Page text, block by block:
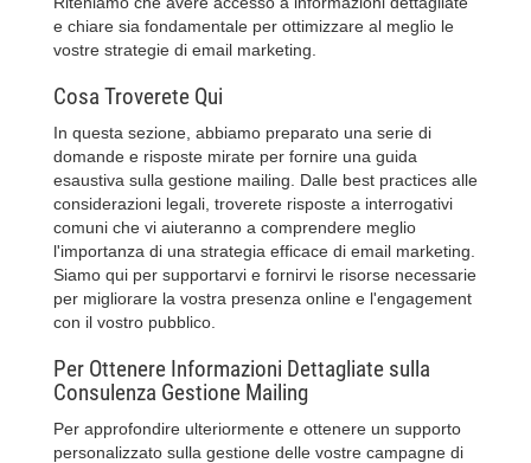
e chiare sia fondamentale per ottimizzare al meglio le
vostre strategie di email marketing.
Cosa Troverete Qui
In questa sezione, abbiamo preparato una serie di
domande e risposte mirate per fornire una guida
esaustiva sulla gestione mailing. Dalle best practices alle
considerazioni legali, troverete risposte a interrogativi
comuni che vi aiuteranno a comprendere meglio
l'importanza di una strategia efficace di email marketing.
Siamo qui per supportarvi e fornirvi le risorse necessarie
per migliorare la vostra presenza online e l'engagement
con il vostro pubblico.
Per Ottenere Informazioni Dettagliate sulla
Consulenza Gestione Mailing
Per approfondire ulteriormente e ottenere un supporto
personalizzato sulla gestione delle vostre campagne di